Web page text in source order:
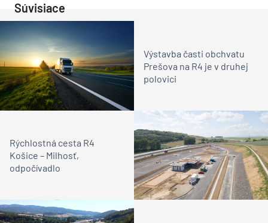
Súvisiace
Výstavba časti obchvatu
Prešova na R4 je v druhej
polovici
Rýchlostná cesta R4
Košice – Milhosť,
odpočívadlo